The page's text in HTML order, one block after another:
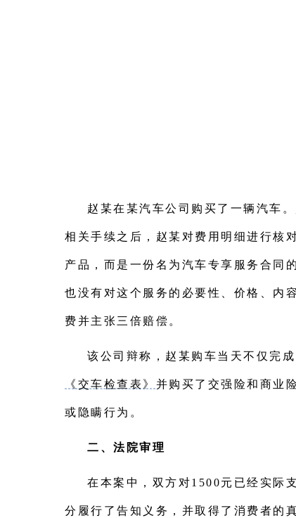
赵某在某汽车公司购买了一辆汽车
相关手续之后，赵某对费用明细进行核
产品，而是一份名为汽车专享服务合同
也没有对这个服务的必要性、价格、内
费并主张三倍赔偿。
该公司辩称，赵某购车当天不仅完
《交车检查表》 并购买了交强险和商业
或隐瞒行为。
二、法院审理
在本案中，双方对1500元已经实际
分履行了告知义务，并取得了消费者的